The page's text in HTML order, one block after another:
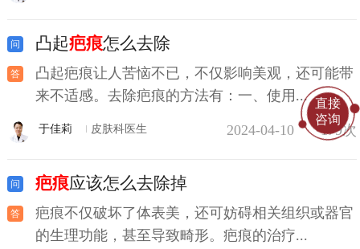
凸起疤痕怎么去除
凸起疤痕让人苦恼不已，不仅影响美观，还可能带
来不适感。去除疤痕的方法有：一、使用...
于佳莉 皮肤科医生 2024-04-10 179次
疤痕应该怎么去除掉
疤痕不仅破坏了体表美，还可妨碍相关组织或器官
的生理功能，甚至导致畸形。疤痕的治疗...
直接
咨询